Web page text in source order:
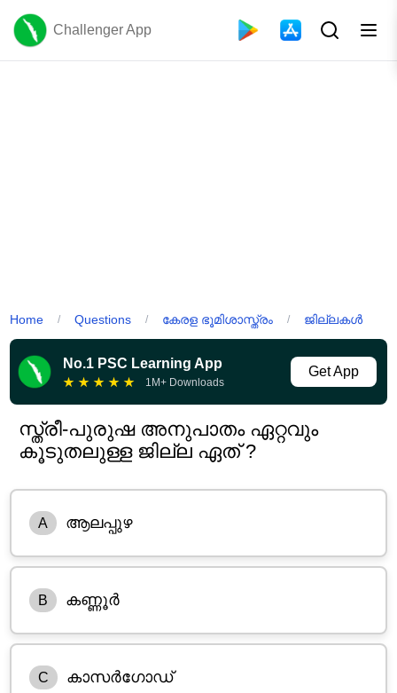
Challenger App
Home / Questions / കേരള ഭൂമിശാസ്ത്രം / ജില്ലകൾ
No.1 PSC Learning App
★ ★ ★ ★ ★ 1M+ Downloads
Get App
സ്ത്രീ-പുരുഷ അനുപാതം ഏറ്റവും
കൂടുതലുള്ള ജില്ല ഏത് ?
A ആലപ്പുഴ
B കണ്ണൂർ
C കാസർഗോഡ്